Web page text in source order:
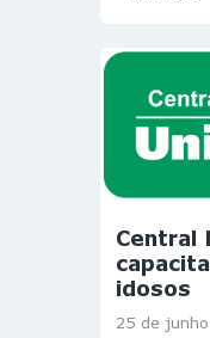
Central
idosos
25 de